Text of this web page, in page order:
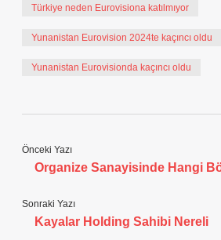
Türkiye neden Eurovisiona katılmıyor
Yunanistan Eurovision 2024te kaçıncı oldu
Yunanistan Eurovisionda kaçıncı oldu
Önceki Yazı
Organize Sanayisinde Hangi
Sonraki Yazı
Kayalar Holding Sahibi Nereli